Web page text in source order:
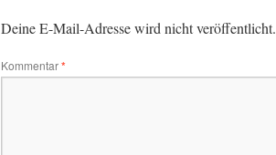
Deine E-Mail-Adresse wird nicht veröffentlicht.
Kommentar*